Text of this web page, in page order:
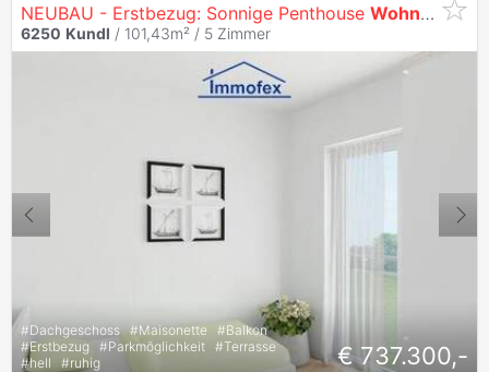
NEUBAU - Erstbezug: Sonnige Penthouse Wohnung in
6250 Kundl / 101,43m² / 5 Zimmer
#Dachgeschoss #Maisonette #Balkon
#Erstbezug #Parkmöglichkeit #Terrasse
#hell #ruhig € 737.300,-